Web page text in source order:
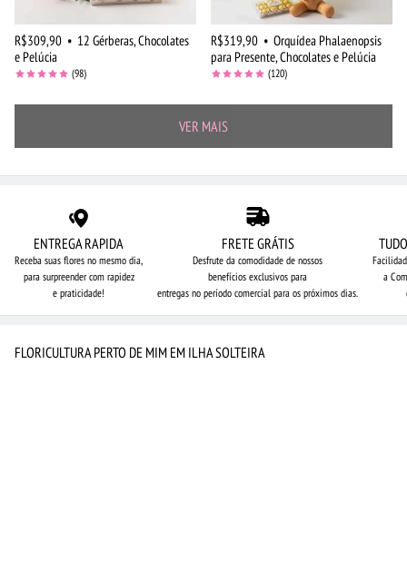
R$309,90 • 12 Gérberas, Chocolates
e Pelúcia
(98)
R$319,90 • Orquídea Phalaenopsis
para Presente, Chocolates e Pelúcia
(120)
VER MAIS
ENTREGA RAPIDA
Receba suas flores no mesmo dia,
para surpreender com rapidez
e praticidade!
FRETE GRÁTIS
Desfrute da comodidade de nossos
benefícios exclusivos para
entregas no período comercial para os próximos dias.
a
FLORICULTURA PERTO DE MIM EM ILHA SOLTEIRA